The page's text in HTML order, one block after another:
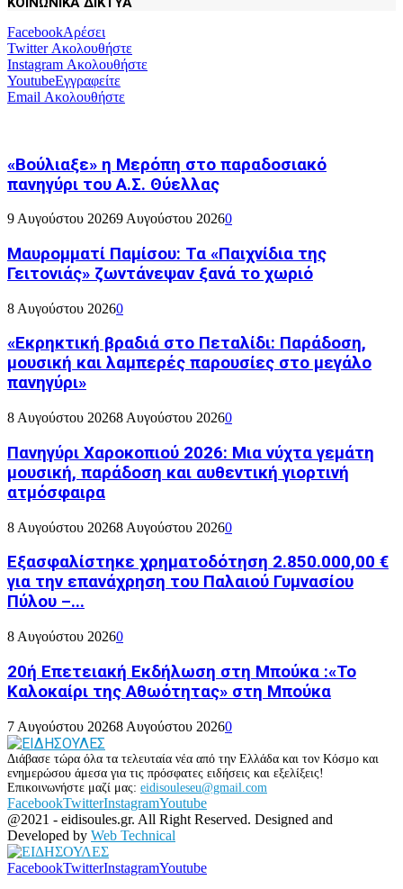
FacebookΑρέσει
TwitterΑκολουθήστε
Instagram Ακολουθήστε
YoutubeΕγγραφείτε
Email Ακολουθήστε
«Βούλιαξε» η Μερόπη στο παραδοσιακό
πανηγύρι του Α.Σ. Θύελλας
9 Αυγούστου 20269 Αυγούστου 20260
Μαυρομματί Παμίσου: Τα «Παιχνίδια της
Γειτονιάς» ζωντάνεψαν ξανά το χωριό
8 Αυγούστου 20260
«Εκρηκτική βραδιά στο Πεταλίδι: Παράδοση,
μουσική και λαμπερές παρουσίες στο μεγάλο
πανηγύρι»
8 Αυγούστου 20268 Αυγούστου 20260
Πανηγύρι Χαροκοπιού 2026: Μια νύχτα γεμάτη
μουσική, παράδοση και αυθεντική γιορτινή
ατμόσφαιρα
8 Αυγούστου 20268 Αυγούστου 20260
Εξασφαλίστηκε χρηματοδότηση 2.850.000,00 €
για την επανάχρηση του Παλαιού Γυμνασίου
Πύλου –...
8 Αυγούστου 20260
20ή Επετειακή Εκδήλωση στη Μπούκα :«Το
Καλοκαίρι της Αθωότητας» στη Μπούκα
7 Αυγούστου 20268 Αυγούστου 20260
Διάβασε τώρα όλα τα τελευταία νέα από την Ελλάδα και τον Κόσμο και
ενημερώσου άμεσα για τις πρόσφατες ειδήσεις και εξελίξεις!
Επικοινωνήστε μαζί μας: eidisouleseu@gmail.com
FacebookTwitterInstagramYoutube
@2021 - eidisoules.gr. All Right Reserved. Designed and
Developed by Web Technical
FacebookTwitterInstagramYoutube